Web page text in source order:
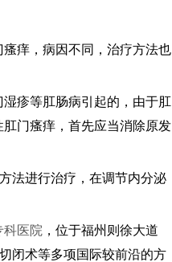
痒，病因不同，治疗方法也
疹等肛肠病引起的，由于肛
门瘙痒，首先应当消除原发
法进行治疗，在调节内分泌
科医院 ，位于福州则徐大道
闭术等多项国际较前沿的方